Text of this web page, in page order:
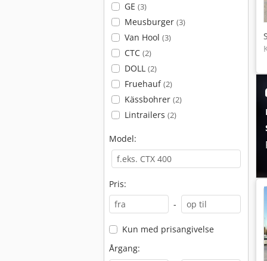
GE (3)
Meusburger (3)
Van Hool (3)
CTC (2)
DOLL (2)
Fruehauf(2)
Kässbohrer (2)
Lintrailers (2)
Model:
Pris:
-
Kun med prisangivelse
Årgang: